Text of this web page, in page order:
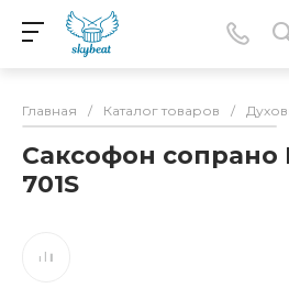
Главная / Каталог товаров /
Саксофон сопрано
701S